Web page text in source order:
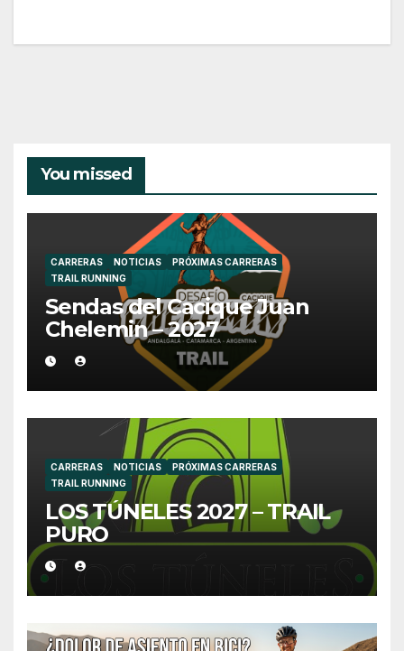
You missed
CARRERAS NOTICIAS
PRÓXIMAS CARRERAS
TRAIL RUNNING
Sendas del Cacique Juan
Chelemin – 2027
CARRERAS NOTICIAS
PRÓXIMAS CARRERAS
TRAIL RUNNING
LOS TÚNELES 2027 – TRAIL
PURO